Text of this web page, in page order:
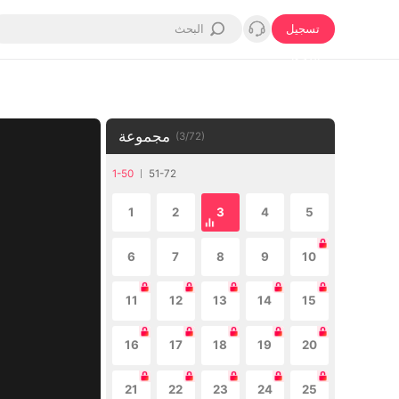
تسجيل
مجموعة (3/72)
1-50 51-72
1 2 3 4 5
6 7 8 9 10
11 12 13 14 15
16 17 18 19 20
21 22 23 24 25